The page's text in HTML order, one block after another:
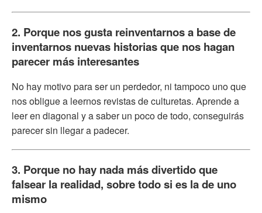
2. Porque nos gusta reinventarnos a base de
inventarnos nuevas historias que nos hagan
parecer más interesantes
No hay motivo para ser un perdedor, ni tampoco uno que
nos obligue a leernos revistas de culturetas. Aprende a
leer en diagonal y a saber un poco de todo, conseguirás
parecer sin llegar a padecer.
3. Porque no hay nada más divertido que
falsear la realidad, sobre todo si es la de uno
mismo